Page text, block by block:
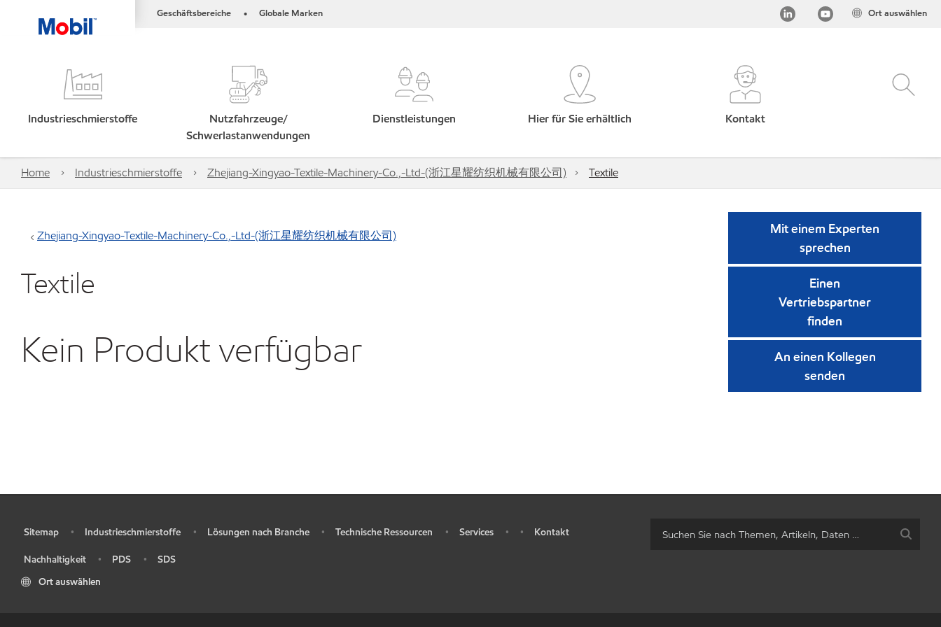
Geschäftsbereiche • Globale Marken Ort auswählen
Industrieschmierstoffe
Nutzfahrzeuge/
Schwerlastanwendungen
Dienstleistungen Hier für Sie erhältlich Kontakt
Home Industrieschmierstoffe Zhejiang-Xingyao-Textile-Machinery-Co.,-Ltd-(浙江星耀纺织机械有限公司) Textile
Zhejiang-Xingyao-Textile-Machinery-Co.,-Ltd-(浙江星耀纺织机械有限公司)
Textile
Kein Produkt verfügbar
Mit einem Experten
sprechen
Einen
Vertriebspartner
finden
An einen Kollegen
senden
Sitemap • Industrieschmierstoffe • Lösungen nach Branche • Technische Ressourcen • Services • • Kontakt
Nachhaltigkeit • PDS •
SDS
Ort auswählen